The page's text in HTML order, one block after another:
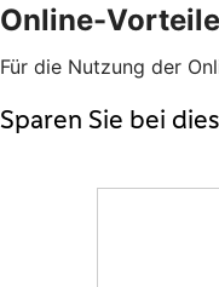
Online-Vorteile
Für die Nutzung der